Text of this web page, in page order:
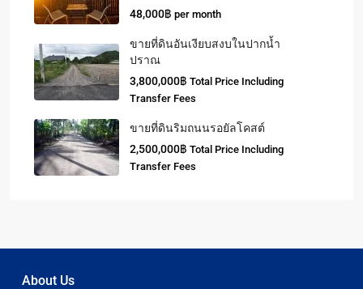
48,000฿ per month
ขายที่ดินอันเงียบสงบในปากน้ำ
ปราณ
3,800,000฿ Total Price Including
Transfer Fees
ขายที่ดินริมถนนรอยัลโคสต์
2,500,000฿ Total Price Including
Transfer Fees
About Us